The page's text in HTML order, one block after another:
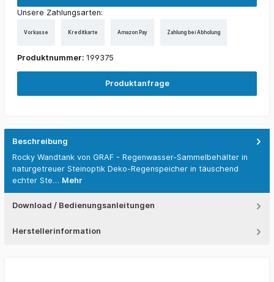
Unsere Zahlungsarten:
Vorkasse Kreditkarte Amazon Pay Zahlung bei Abholung
Produktnummer: 199375
Produktanfrage
Beschreibung
Rocky Wandtank von GRAF - Regenwasser-Sammelbehälter in
naturgetreuer Steinoptik Deko-Regenspeicher in täuschend
echter Ste… Mehr
Download / Bedienungsanleitungen
Herstellerinformation